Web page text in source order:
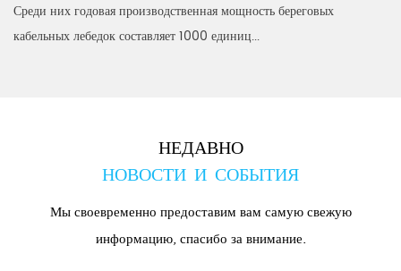
Среди них годовая производственная мощность береговых
кабельных лебедок составляет 1000 единиц...
НЕДАВНО
НОВОСТИ И СОБЫТИЯ
Мы своевременно предоставим вам самую свежую
информацию, спасибо за внимание.